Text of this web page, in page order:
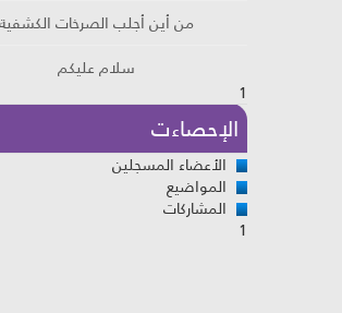
من أين أجلب الصرخات الكشفية
سلام عليكم
هل انت كثير النسيان
1
الإحصاءت
الأعضاء المسجلين
المواضيع
المشاركات
1